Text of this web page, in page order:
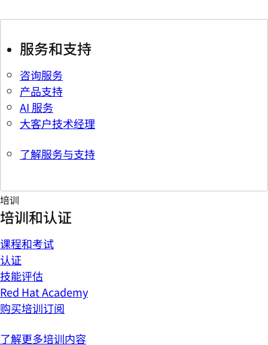
服务和支持
咨询服务
产品支持
AI 服务
大客户技术经理
了解服务与支持
培训
培训和认证
课程和考试
认证
技能评估
Red Hat Academy
购买培训订阅
了解更多培训内容